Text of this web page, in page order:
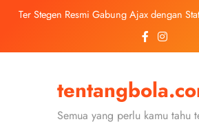
SkipTer Stegen Resmi Gabung Ajax dengan
Trabzonspor Mulai Negosiasi Mohamed
Medis Dijadwalkan 5 Agustus
2026, Siap Tatap Putaran Provinsi
Kerolin Resmi Gabung Barcelona, Transfer
Dilaporkan Pecahkan Rekor Penjualan WSL
Semua yang perlu kamu tahu